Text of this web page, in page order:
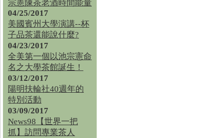
宗憲陳茶老酒時間能量
04/25/2017
美國賓州大學演講--杯
子品茶還能說什麼?
04/23/2017
全美第一個以池宗憲命
名之大學茶館誕生！
03/12/2017
陽明扶輪社40週年的
特別活動
03/09/2017
News98【世界一把
抓】訪問專業茶人